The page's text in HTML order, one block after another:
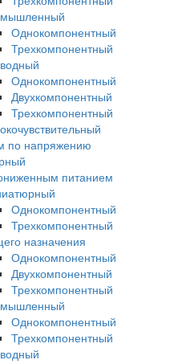
Однокомпонентный
Трехкомпонентный
Однокомпонентный
Двухкомпонентный
Трехкомпонентный
по напряжению
питанием
Однокомпонентный
Трехкомпонентный
назначения
Однокомпонентный
Двухкомпонентный
Трехкомпонентный
Однокомпонентный
Трехкомпонентный